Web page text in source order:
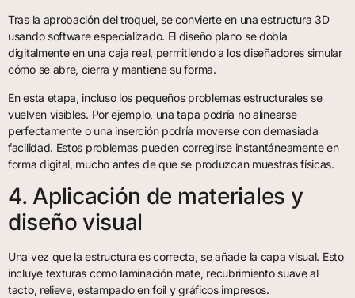
Tras la aprobación del troquel, se convierte en una estructura 3D
usando software especializado. El diseño plano se dobla
digitalmente en una caja real, permitiendo a los diseñadores simular
cómo se abre, cierra y mantiene su forma.
En esta etapa, incluso los pequeños problemas estructurales se
vuelven visibles. Por ejemplo, una tapa podría no alinearse
perfectamente o una inserción podría moverse con demasiada
facilidad. Estos problemas pueden corregirse instantáneamente en
forma digital, mucho antes de que se produzcan muestras físicas.
4. Aplicación de materiales y
diseño visual
Una vez que la estructura es correcta, se añade la capa visual. Esto
incluye texturas como laminación mate, recubrimiento suave al
tacto, relieve, estampado en foil y gráficos impresos.